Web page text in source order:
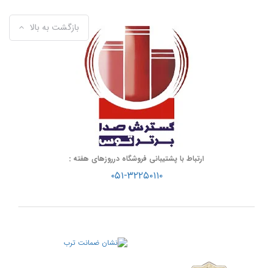
بازگشت به بالا
ارتباط با پشتیبانی فروشگاه درروزهای هفته :
۰۵۱-۳۲۲۵۰۱۱۰